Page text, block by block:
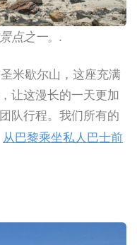
点之一。.
米歇尔山，这座充满
让这漫长的一天更加
队行程。我们所有的
从巴黎乘坐私人巴士前